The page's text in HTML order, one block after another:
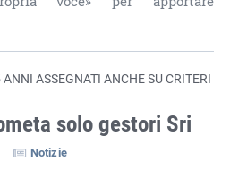
ASSEGNATI ANCHE SU CRITERI
solo gestori Sri
Notizie